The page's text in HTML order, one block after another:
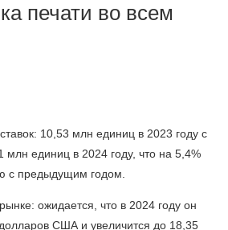
печати во всем
10,53 млн единиц в 2023 году с
млн единиц в 2024 году, что на 5,4%
с предыдущим годом.
ожидается, что в 2024 году он
США и увеличится до 18,35